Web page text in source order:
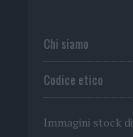
Chi siamo
Codice etico
Immagini stock di